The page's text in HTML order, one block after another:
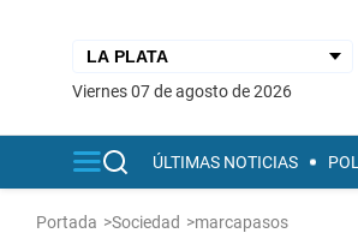
viernes 07 de agosto de 2026
ÚLTIMAS NOTICIAS
Portada >Sociedad >marcapasos